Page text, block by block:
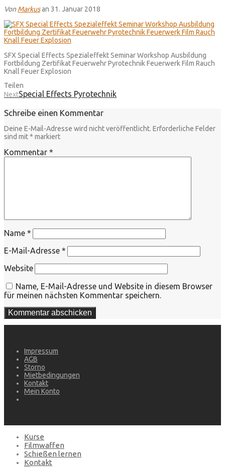
VonMarkusan 31. Januar 2018
SFX Special Effects Spezialeffekt Seminar Workshop Ausbildung
Fortbildung Zertifikat Feuerwehr Pyrotechnik Feuerwerk Film Rauch
Knall Feuer Explosion
Teilen
NextSpecial Effects Pyrotechnik
Schreibe einen Kommentar
Deine E-Mail-Adresse wird nicht veröffentlicht. Erforderliche Felder
sind mit* markiert
Kommentar *
Name *
E-Mail-Adresse *
Website
Name, E-Mail-Adresse und Website in diesem Browser
für meinen nächsten Kommentar speichern.
Impressum
AGB
Storno
Mietbedingungen
Kontakt
Mein Konto
Kurse
Filmwaffen
Schießen lernen
Kontakt